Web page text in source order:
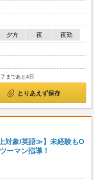
夕方 夜
夜勤
まであと4日
とりあえず保存
対象/英語≫】未経験もO
ーマン指導！